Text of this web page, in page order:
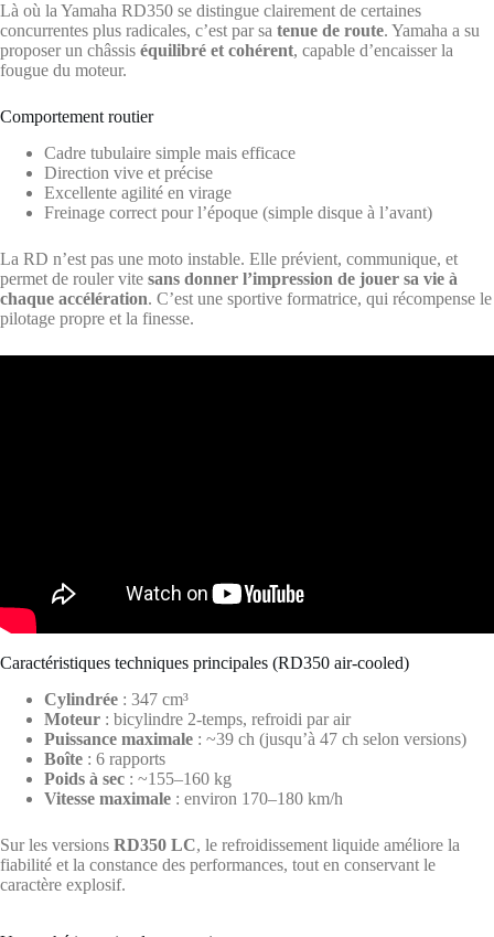
Là où la Yamaha RD350 se distingue clairement de certaines
concurrentes plus radicales, c’est par sa tenue de route. Yamaha a su
proposer un châssis équilibré et cohérent, capable d’encaisser la
fougue du moteur.
Comportement routier
Cadre tubulaire simple mais efficace
Direction vive et précise
Excellente agilité en virage
Freinage correct pour l’époque (simple disque à l’avant)
La RD n’est pas une moto instable. Elle prévient, communique, et
permet de rouler vite sans donner l’impression de jouer sa vie à
chaque accélération. C’est une sportive formatrice, qui récompense le
pilotage propre et la finesse.
Caractéristiques techniques principales (RD350 air-cooled)
Cylindrée : 347 cm³
Moteur : bicylindre 2-temps, refroidi par air
Puissance maximale : ~39 ch (jusqu’à 47 ch selon versions)
Boîte : 6 rapports
Poids à sec : ~155–160 kg
Vitesse maximale : environ 170–180 km/h
Sur les versions RD350 LC, le refroidissement liquide améliore la
fiabilité et la constance des performances, tout en conservant le
caractère explosif.